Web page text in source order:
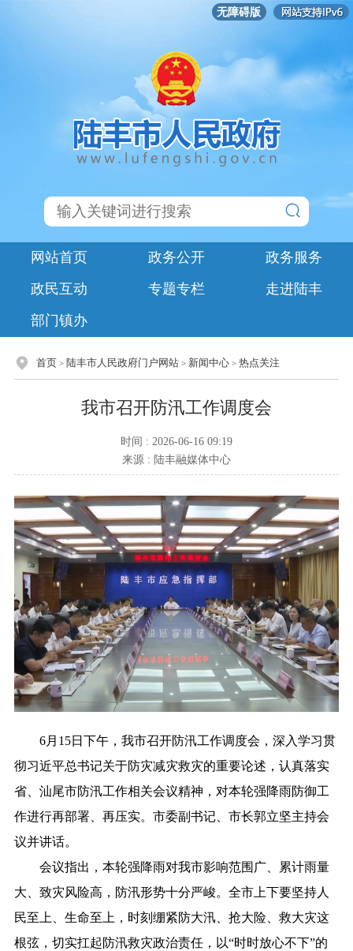
无障碍版
网站首页 政务公开
政务服务
政民互动
专题专栏
走进陆丰
部门镇办
首页 > 陆丰市人民政府门户网站 > 新闻中心 >热点关注
我市召开防汛工作调度会
时间 : 2026-06-16 09:19
来源 : 陆丰融媒体中心
6月15日下午，我市召开防汛工作调度会，深入学习贯
彻习近平总书记关于防灾减灾救灾的重要论述，认真落实
省、汕尾市防汛工作相关会议精神，对本轮强降雨防御工
作进行再部署、再压实。市委副书记、市长郭立坚主持会
议并讲话。
会议指出，本轮强降雨对我市影响范围广、累计雨量
大、致灾风险高，防汛形势十分严峻。全市上下要坚持人
民至上、生命至上，时刻绷紧防大汛、抢大险、救大灾这
根弦，切实扛起防汛救灾政治责任，以“时时放心不下”的